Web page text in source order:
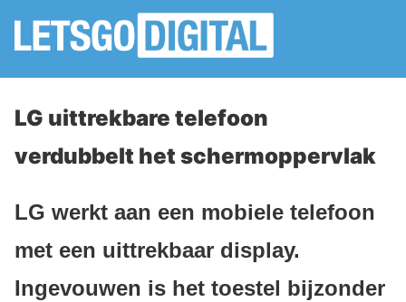
LG uittrekbare telefoon
verdubbelt het schermoppervlak
LG werkt aan een mobiele telefoon
met een uittrekbaar display.
Ingevouwen is het toestel bijzonder